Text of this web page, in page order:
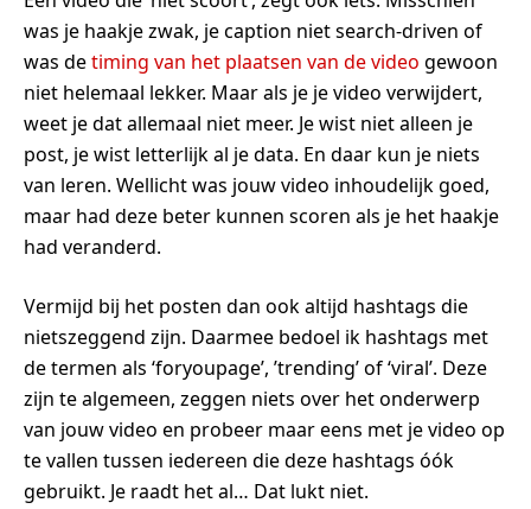
was je haakje zwak, je caption niet search-driven of
was detiming van het plaatsen van de video gewoon
niet helemaal lekker. Maar als je je video verwijdert,
weet je dat allemaal niet meer. Je wist niet alleen je
post, je wist letterlijk al je data. En daar kun je niets
van leren. Wellicht was jouw video inhoudelijk goed,
maar had deze beter kunnen scoren als je het haakje
had veranderd.
Vermijd bij het posten dan ook altijd hashtags die
nietszeggend zijn. Daarmee bedoel ik hashtags met
de termen als ‘foryoupage’, ’trending’ of ‘viral’. Deze
zijn te algemeen, zeggen niets over het onderwerp
van jouw video en probeer maar eens met je video op
te vallen tussen iedereen die deze hashtags óók
gebruikt. Je raadt het al… Dat lukt niet.